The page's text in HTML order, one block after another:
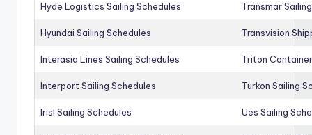
Hyde Logistics Sailing Schedules Transmar
Hyundai Sailing Schedules Transvision
Interasia Lines Sailing Schedules Triton
Interport Sailing Schedules Turkon Sailing
Irisl Sailing Schedules Ues Sailing